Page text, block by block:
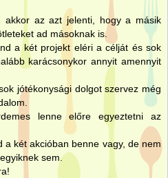
akkor az azt jelenti, hogy a másik
ad másoknak is.
a két projekt eléri a célját és sok
karácsonykor annyit amennyit
jótékonysági dolgot szervez még
lenne előre egyeztetni az
a két akcióban benne vagy, de nem
sem.